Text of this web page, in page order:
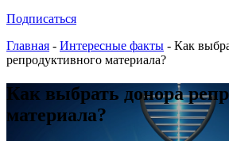
Подписаться
Главная - Интересные факты - Как
репродуктивного материала?
Как выбрать донора
материала?